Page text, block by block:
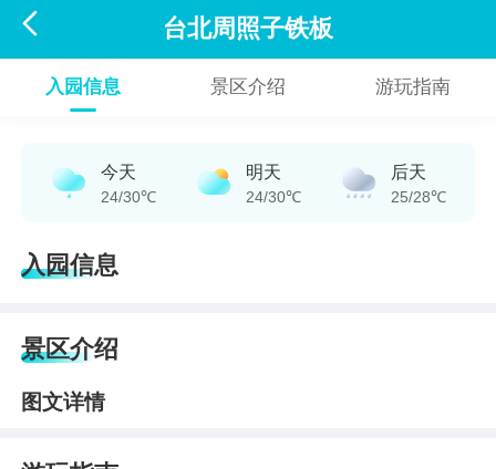
 台北周照子铁板
入园信息 景区介绍 游玩指南
今天
24/30℃
明天
24/30℃
后天
25/28℃
入园信息
景区介绍
图文详情